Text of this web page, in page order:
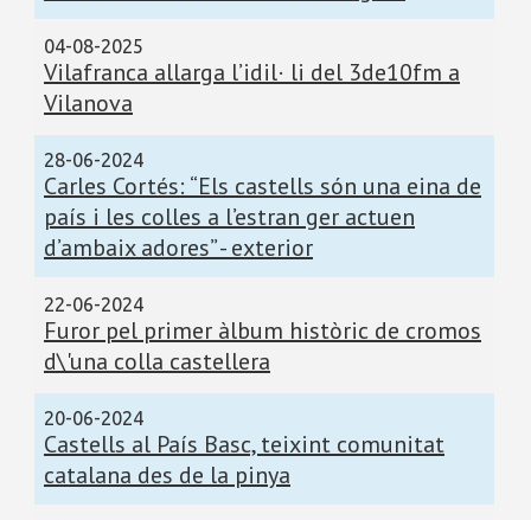
04-08-2025
Vilafranca allarga l’idil· li del 3de10fm a
Vilanova
28-06-2024
Carles Cortés: “Els castells són una eina de
país i les colles a l’estran ger actuen
d’ambaix adores” - exterior
22-06-2024
Furor pel primer àlbum històric de cromos
d\'una colla castellera
20-06-2024
Castells al País Basc, teixint comunitat
catalana des de la pinya